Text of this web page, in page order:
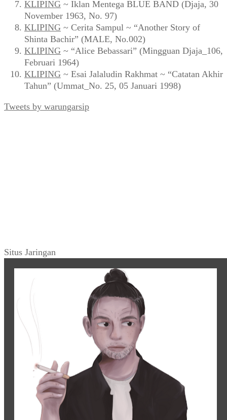
KLIPING ~ Iklan Mentega BLUE BAND (Djaja, 30
November 1963, No. 97)
KLIPING ~ Cerita Sampul ~ “Another Story of
Shinta Bachir” (MALE, No.002)
KLIPING ~ “Alice Bebassari” (Mingguan Djaja_106,
Februari 1964)
KLIPING ~ Esai Jalaludin Rakhmat ~ “Catatan Akhir
Tahun” (Ummat_No. 25, 05 Januari 1998)
Tweets by warungarsip
Situs Jaringan